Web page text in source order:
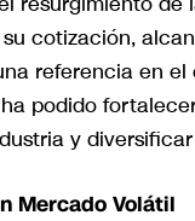
cotización,
referencia en
ha podido
y
Mercado Volátil